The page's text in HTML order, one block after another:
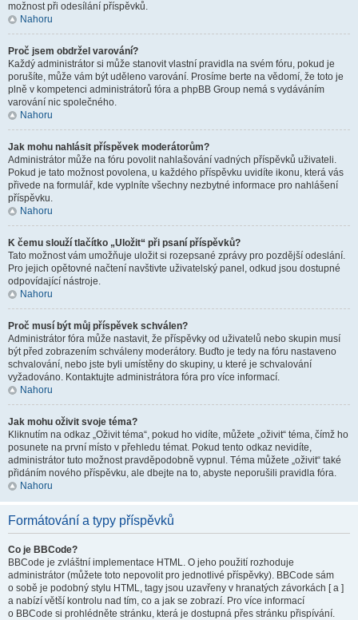
možnost při odesílání příspěvků.
Nahoru
Proč jsem obdržel varování?
Každý administrátor si může stanovit vlastní pravidla na svém fóru, pokud je
porušíte, může vám být uděleno varování. Prosíme berte na vědomí, že toto je
plně v kompetenci administrátorů fóra a phpBB Group nemá s vydáváním
varování nic společného.
Nahoru
Jak mohu nahlásit příspěvek moderátorům?
Administrátor může na fóru povolit nahlašování vadných příspěvků uživateli.
Pokud je tato možnost povolena, u každého příspěvku uvidíte ikonu, která vás
přivede na formulář, kde vyplníte všechny nezbytné informace pro nahlášení
příspěvku.
Nahoru
K čemu slouží tlačítko „Uložit“ při psaní příspěvků?
Tato možnost vám umožňuje uložit si rozepsané zprávy pro pozdější odeslání.
Pro jejich opětovné načtení navštivte uživatelský panel, odkud jsou dostupné
odpovídající nástroje.
Nahoru
Proč musí být můj příspěvek schválen?
Administrátor fóra může nastavit, že příspěvky od uživatelů nebo skupin musí
být před zobrazením schváleny moderátory. Buďto je tedy na fóru nastaveno
schvalování, nebo jste byli umístěny do skupiny, u které je schvalování
vyžadováno. Kontaktujte administrátora fóra pro více informací.
Nahoru
Jak mohu oživit svoje téma?
Kliknutím na odkaz „Oživit téma“, pokud ho vidíte, můžete „oživit“ téma, čímž ho
posunete na první místo v přehledu témat. Pokud tento odkaz nevidíte,
administrátor tuto možnost pravděpodobně vypnul. Téma můžete „oživit“ také
přidáním nového příspěvku, ale dbejte na to, abyste neporušili pravidla fóra.
Nahoru
Formátování a typy příspěvků
Co je BBCode?
BBCode je zvláštní implementace HTML. O jeho použití rozhoduje
administrátor (můžete toto nepovolit pro jednotlivé příspěvky). BBCode sám
o sobě je podobný stylu HTML, tagy jsou uzavřeny v hranatých závorkách [ a ]
a nabízí větší kontrolu nad tím, co a jak se zobrazí. Pro více informací
o BBCode si prohlédněte stránku, která je dostupná přes stránku přispívání.